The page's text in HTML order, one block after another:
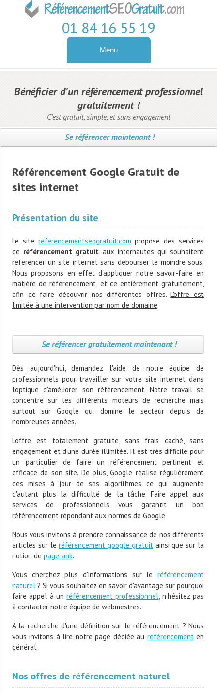
01 84 16 55 19
Menu
Contact
Pagerank
Référencement
Référencement Naturel
Référencement Google
Bénéficier d'un référencement professionnel
gratuitement !
C'est gratuit, simple, et sans engagement
Se référencer maintenant !
Référencement Google Gratuit de
sites internet
Présentation du site
Le site referencementseogratuit.com propose des services
de référencement gratuit aux internautes qui souhaitent
référencer un site internet sans débourser le moindre sous.
Nous proposons en effet d'appliquer notre savoir-faire en
matière de référencement, et ce entièrement gratuitement,
afin de faire découvrir nos différentes offres.L'offre est
limitée à une intervention par nom de domaine.
Se référencer gratuitement maintenant !
Dès aujourd'hui, demandez l'aide de notre équipe de
professionnels pour travailler sur votre site internet dans
l'optique d'améliorer son référencement. Notre travail se
concentre sur les différents moteurs de recherche mais
surtout sur Google qui domine le secteur depuis de
nombreuses années.
L'offre est totalement gratuite, sans frais caché, sans
engagement et d'une durée illimitée. Il est très difficile pour
un particulier de faire un référencement pertinent et
efficace de son site. De plus, Google réalise régulièrement
des mises à jour de ses algorithmes ce qui augmente
d'autant plus la difficulté de la tâche. Faire appel aux
services de professionnels vous garantit un bon
référencement répondant aux normes de Google.
Nous vous invitons à prendre connaissance de nos différents
articles sur leréférencement google gratuitainsi que sur la
notion de pagerank.
Vous cherchez plus d'informations sur le référencement
naturel ? Si vous souhaitez en savoir d'avantage sur pourquoi
faire appel à unréférencement professionnel, n'hésitez pas
à contacter notre équipe de webmestres.
A la recherche d'une définition sur le référencement ? Nous
vous invitons à lire notre page dédiée au référencementen
général.
Nos offres de référencement naturel